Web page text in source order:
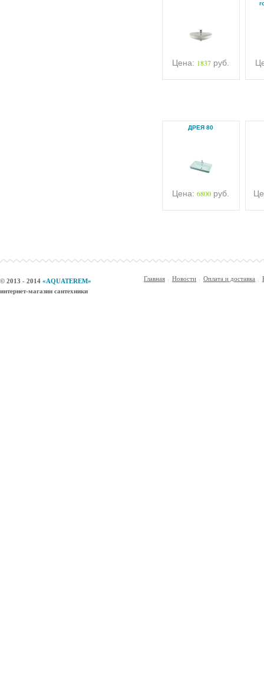
Цена: 1837 руб.
ДРЕЯ 80
Цена: 6800 руб.
© 2013 - 2014 «AQUATEREM»
интернет-магазин сантехники
Главная Новости Оплата и доставка